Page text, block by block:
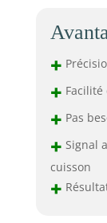
+
+ Facilité
+ Pas
+ Signal
cuisson
+